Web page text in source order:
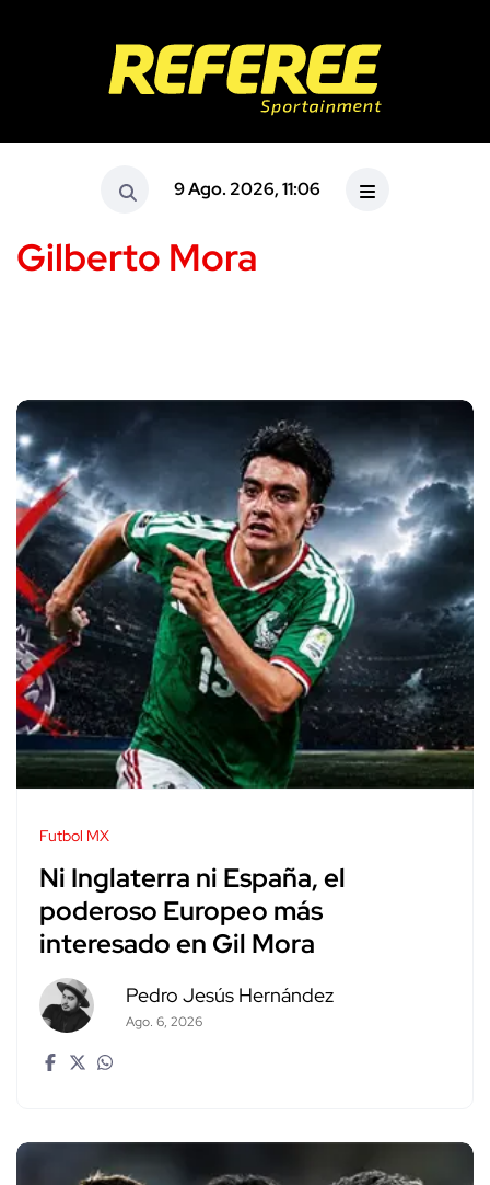
9 Ago. 2026, 11:06
Gilberto Mora
Futbol MX
Ni Inglaterra ni España, el
poderoso Europeo más
interesado en Gil Mora
Pedro Jesús Hernández
Ago. 6, 2026